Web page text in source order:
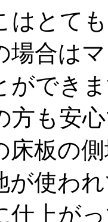
はとて
場合は
ができ
方も安
床板の
が使わ
仕上が